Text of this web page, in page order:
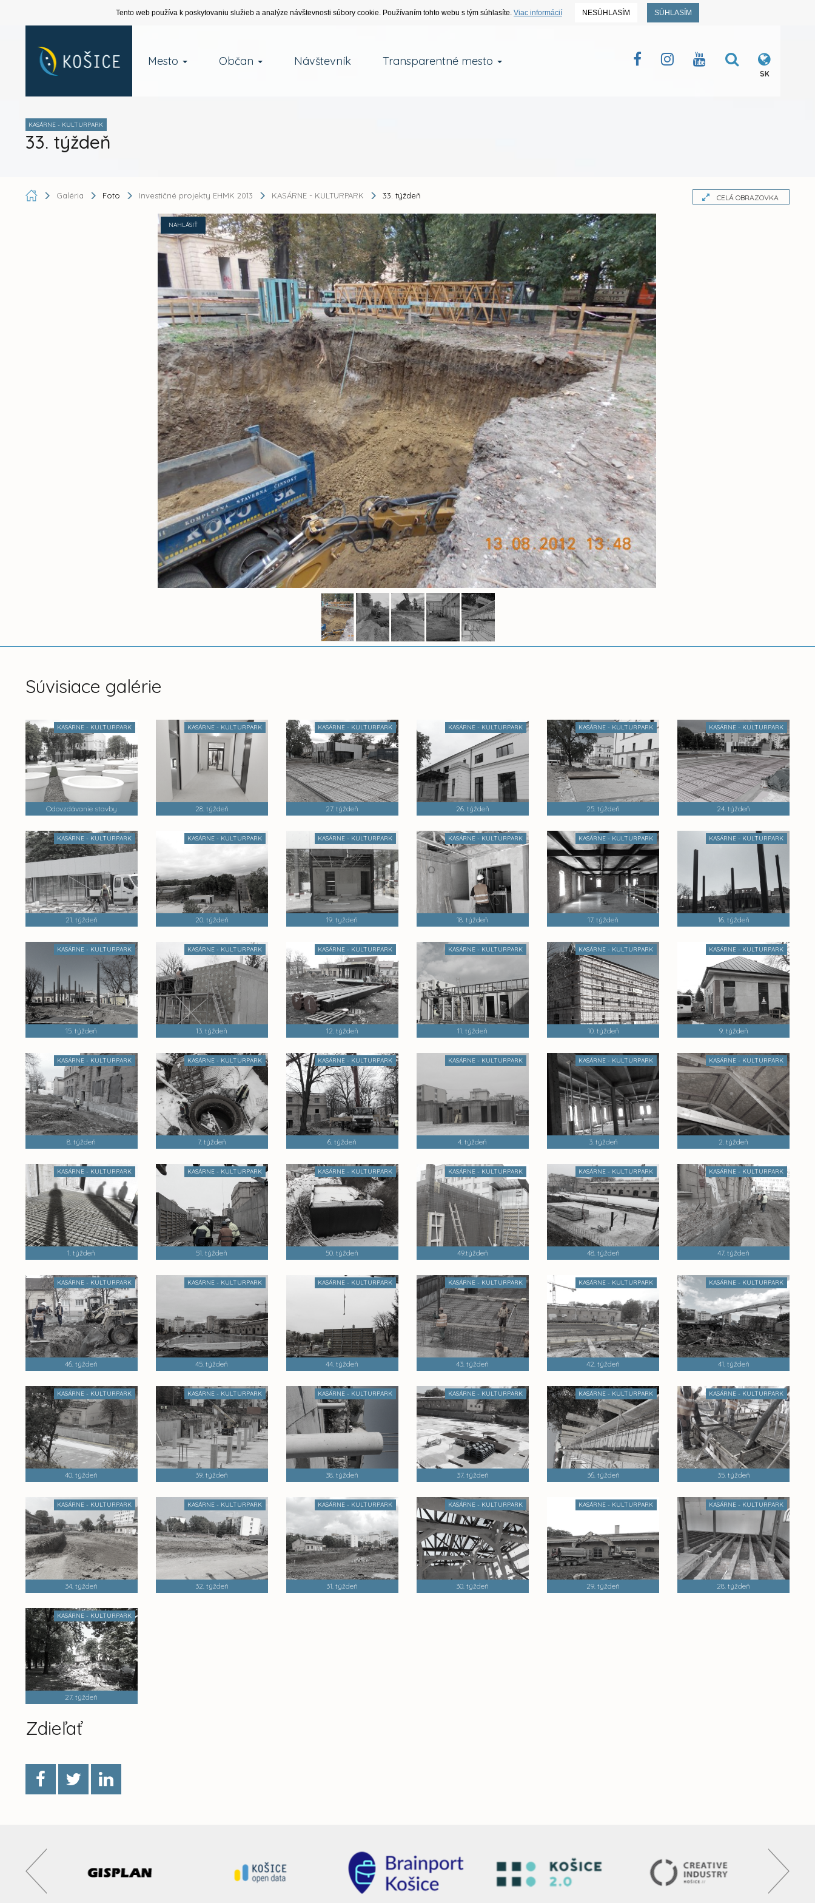
Tento web používa k poskytovaniu služieb a analýze návštevnosti súbory cookie. Používaním tohto webu s tým súhlasíte. Viac informácií NESÚHLASÍM SÚHLASÍM
Mesto Občan Návštevník Transparentné mesto
SK
KASÁRNE - KULTURPARK
33. týždeň
Galéria Foto Investičné projekty EHMK 2013 KASÁRNE - KULTURPARK 33. týždeň CELÁ OBRAZOVKA
NAHLÁSIŤ
Súvisiace galérie
KASÁRNE - KULTURPARK
Odovzdávanie stavby
KASÁRNE - KULTURPARK
28. týždeň
KASÁRNE - KULTURPARK
27. týždeň
KASÁRNE - KULTURPARK
26. týždeň
KASÁRNE - KULTURPARK
25. týždeň
KASÁRNE - KULTURPARK
24. týždeň
KASÁRNE - KULTURPARK
21. týždeň
KASÁRNE - KULTURPARK
20. týždeň
KASÁRNE - KULTURPARK
19. tyždeň
KASÁRNE - KULTURPARK
18. týždeň
KASÁRNE - KULTURPARK
17. týždeň
KASÁRNE - KULTURPARK
16. týždeň
KASÁRNE - KULTURPARK
15. týždeň
KASÁRNE - KULTURPARK
13. týždeň
KASÁRNE - KULTURPARK
12. týždeň
KASÁRNE - KULTURPARK
11. týždeň
KASÁRNE - KULTURPARK
10. týždeň
KASÁRNE - KULTURPARK
9. týždeň
KASÁRNE - KULTURPARK
8. týždeň
KASÁRNE - KULTURPARK
7. týždeň
KASÁRNE - KULTURPARK
6. týždeň
KASÁRNE - KULTURPARK
4. týždeň
KASÁRNE - KULTURPARK
3. týždeň
KASÁRNE - KULTURPARK
2. týždeň
KASÁRNE - KULTURPARK
1. týždeň
KASÁRNE - KULTURPARK
51. týždeň
KASÁRNE - KULTURPARK
50. týždeň
KASÁRNE - KULTURPARK
49.týždeň
KASÁRNE - KULTURPARK
48. týždeň
KASÁRNE - KULTURPARK
47. týždeň
KASÁRNE - KULTURPARK
46. týždeň
KASÁRNE - KULTURPARK
45. týždeň
KASÁRNE - KULTURPARK
44. týždeň
KASÁRNE - KULTURPARK
43. týždeň
KASÁRNE - KULTURPARK
42. týždeň
KASÁRNE - KULTURPARK
41. týždeň
KASÁRNE - KULTURPARK
40. týždeň
KASÁRNE - KULTURPARK
39. týždeň
KASÁRNE - KULTURPARK
38. týždeň
KASÁRNE - KULTURPARK
37. týždeň
KASÁRNE - KULTURPARK
36. týždeň
KASÁRNE - KULTURPARK
35. týždeň
KASÁRNE - KULTURPARK
34. týždeň
KASÁRNE - KULTURPARK
32. týždeň
KASÁRNE - KULTURPARK
31. týždeň
KASÁRNE - KULTURPARK
30. týždeň
KASÁRNE - KULTURPARK
29. týždeň
KASÁRNE - KULTURPARK
28. týždeň
KASÁRNE - KULTURPARK
27. týždeň
Zdieľať